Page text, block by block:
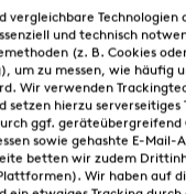
vergleichbare Technologien
und technisch
(z. B. Cookies
um zu messen, wie häufig
Wir verwenden
setzen hierzu serverseitiges
ggf. geräteübergreifend
sowie gehashte E-Mail-
betten wir zudem
Wir haben auf